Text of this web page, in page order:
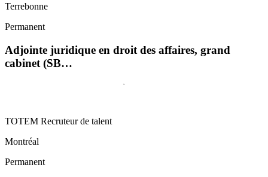
Terrebonne
Permanent
Adjointe juridique en droit des affaires, grand
cabinet (SB…
TOTEM Recruteur de talent
Montréal
Permanent